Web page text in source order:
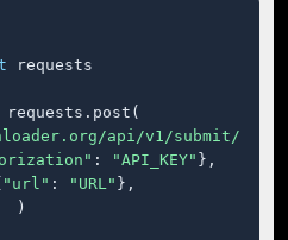
requests
requests.post(
api/v1/submit/"
: "API_KEY" },
"url" : "URL" },
)